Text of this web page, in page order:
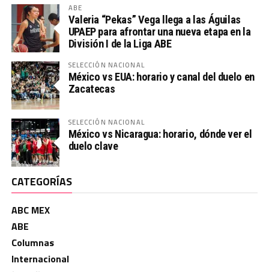
ABE
Valeria “Pekas” Vega llega a las Águilas
UPAEP para afrontar una nueva etapa en la
División I de la Liga ABE
SELECCIÓN NACIONAL
México vs EUA: horario y canal del duelo en
Zacatecas
SELECCIÓN NACIONAL
México vs Nicaragua: horario, dónde ver el
duelo clave
CATEGORÍAS
ABC MEX
ABE
Columnas
Internacional